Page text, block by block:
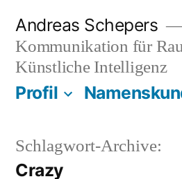
Inhalt
springen
Andreas Schepers
Kommunikation für
Künstliche Intelligenz
Profil
Schlagwort-Archive:
Crazy